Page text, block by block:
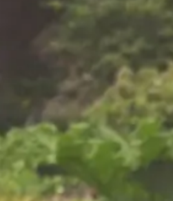
in
en omgeving
als zakelijke
gazononderhoud:
netjes en met respect